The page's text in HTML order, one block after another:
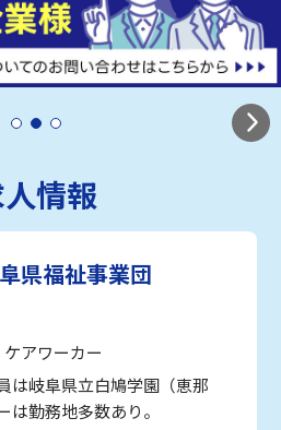
情報
県福祉事業団
アワーカー
は岐阜県立白鳩学園（恵那
は勤務地多数あり。